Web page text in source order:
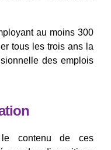
au moins 300
tous les trois ans la
des emplois
le contenu de ces